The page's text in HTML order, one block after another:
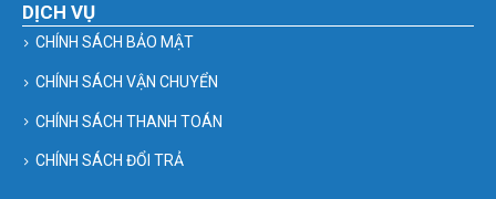
DỊCH VỤ
CHÍNH SÁCH BẢO MẬT
CHÍNH SÁCH VẬN CHUYỂN
CHÍNH SÁCH THANH TOÁN
CHÍNH SÁCH ĐỔI TRẢ